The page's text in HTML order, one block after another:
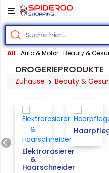
All Auto & Motor Beauty &
DROGERIEPRODUKTE
Zuhause Beauty &
Previous
Elektrorasierer
&
Haarschneider